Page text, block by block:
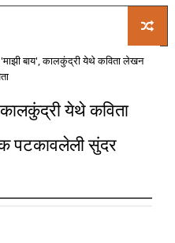
बाय', कालकुंद्री येथे कविता लेखन
येथे कविता
पटकावलेली सुंदर